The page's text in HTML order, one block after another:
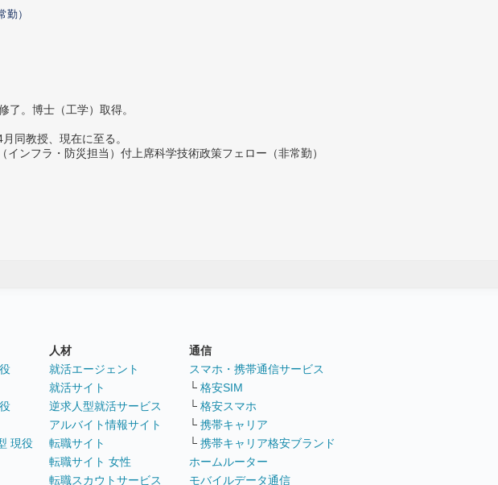
勤）
了。博士（工学）取得。
同教授、現在に至る。
ンフラ・防災担当）付上席科学技術政策フェロー（非常勤）
現役
人材
就活エージェント
就活サイト
逆求人型就活サービス
アルバイト情報サイト
転職サイト
転職サイト 女性
転職スカウトサービス
通信
スマホ・携帯通信サービス
└ 格安SIM
└ 格安スマホ
└ 携帯キャリア
└ 携帯キャリア格安ブランド
ホームルーター
モバイルデータ通信